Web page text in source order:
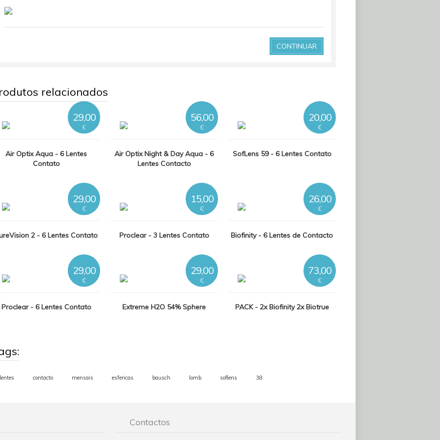
CONTINUAR
relacionados
Air Optix Aqua - 6 Lentes
Contato
29,00
€
Air Optix Night & Day Aqua - 6
Lentes Contacto
56,00
€
SofLens 59 - 6 Lentes Contato
20,00
€
2 - 6 Lentes Contato
29,00
€
Proclear - 3 Lentes Contato
15,00
€
Biofinity - 6 Lentes de Contacto
26,00
€
Proclear - 6 Lentes Contato
29,00
€
Extreme H2O 54% Sphere
29,00
€
PACK - 2x Biofinity 2x Biotrue
73,00
€
lentes contacto mensais esfericas bausch lomb soflens 38
Contactos